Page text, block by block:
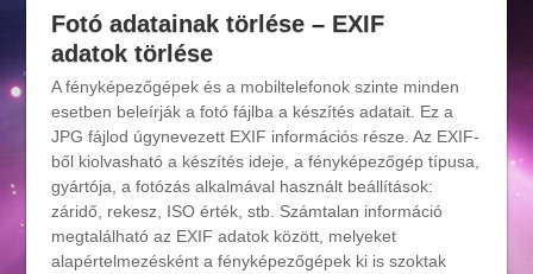
Fotó adatainak törlése – EXIF
adatok törlése
A fényképezőgépek és a mobiltelefonok szinte minden
esetben beleírják a fotó fájlba a készítés adatait. Ez a
JPG fájlod úgynevezett EXIF információs része. Az EXIF-
ből kiolvasható a készítés ideje, a fényképezőgép típusa,
gyártója, a fotózás alkalmával használt beállítások:
záridő, rekesz, ISO érték, stb. Számtalan információ
megtalálható az EXIF adatok között, melyeket
alapértelmezésként a fényképezőgépek ki is szoktak